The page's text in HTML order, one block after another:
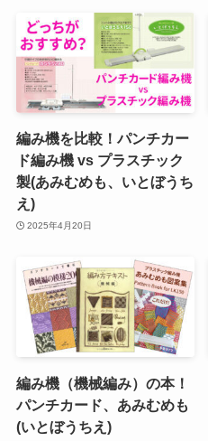
編み機を比較！パンチカー
ド編み機 vs プラスチック
製(あみむめも、いとぼうち
え)
2025年4月20日
編み機（機械編み）の本！
パンチカード、あみむめも
(いとぼうちえ)